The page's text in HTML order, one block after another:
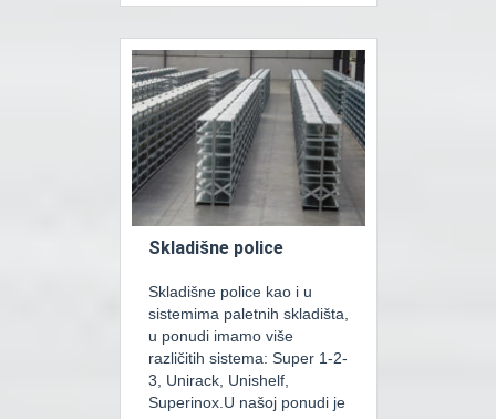
moguće je imati i ladičare.
ma da se često koriste i
druge dubine […]
Skladišne police
Skladišne police kao i u
sistemima paletnih skladišta,
u ponudi imamo više
različitih sistema: Super 1-2-
3, Unirack, Unishelf,
Superinox.U našoj ponudi je